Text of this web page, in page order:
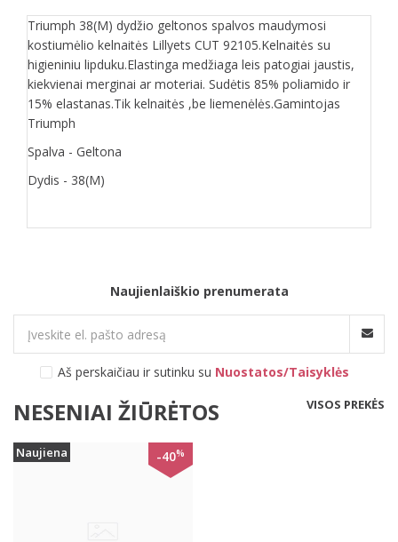
Triumph 38(M) dydžio geltonos spalvos maudymosi
kostiumėlio kelnaitės Lillyets CUT 92105.Kelnaitės su
higieniniu lipduku.Elastinga medžiaga leis patogiai jaustis,
kiekvienai merginai ar moteriai. Sudėtis 85% poliamido ir
15% elastanas.Tik kelnaitės ,be liemenėlės.Gamintojas
Triumph
Spalva - Geltona
Dydis - 38(M)
Naujienlaiškio prenumerata
Aš perskaičiau ir sutinku su Nuostatos/Taisyklės
NESENIAI ŽIŪRĖTOS VISOS PREKĖS
Naujiena -40%